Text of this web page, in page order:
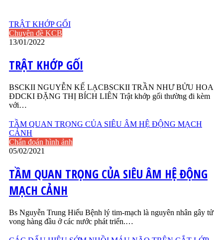
TRẬT KHỚP GỐI
Chuyên đề KCB
13/01/2022
TRẬT KHỚP GỐI
BSCKII NGUYỄN KẾ LẠCBSCKII TRẦN NHƯ BỬU HOA
ĐDCKI ĐẶNG THỊ BÍCH LIÊN Trật khớp gối thường đi kèm
với…
TẦM QUAN TRỌNG CỦA SIÊU ÂM HỆ ĐỘNG MẠCH
CẢNH
Chẩn đoán hình ảnh
05/02/2021
TẦM QUAN TRỌNG CỦA SIÊU ÂM HỆ ĐỘNG
MẠCH CẢNH
Bs Nguyễn Trung Hiếu Bệnh lý tim-mạch là nguyên nhân gây tử
vong hàng đầu ở các nước phát triển.…